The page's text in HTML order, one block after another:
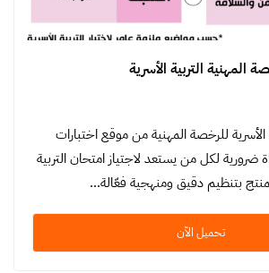
التربية الأسرية
للرخصة المهنية من موقع اختبارات
ضرورية لكل من يستعد لاجتياز امتحان التربية
بتنظيم دقيق ومنهجية فعّالة…
تحميل الآن